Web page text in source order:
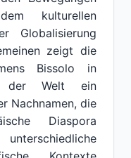
kulturellen
Globalisierung
zeigt die
Bissolo in
der Welt ein
Nachnamen, die
Diaspora